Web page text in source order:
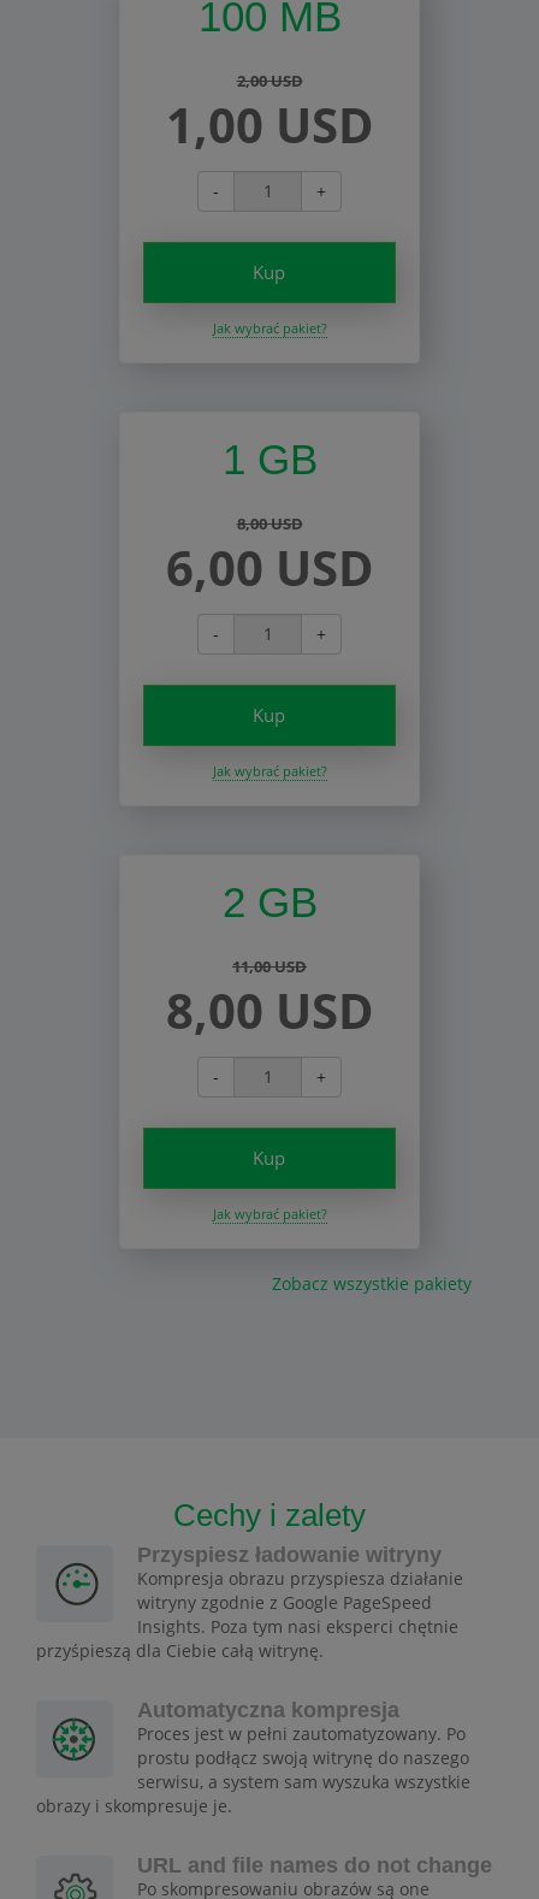
100 MB
2,00 USD
1,00 USD
- +
Kup
Jak wybrać pakiet?
1 GB
8,00 USD
6,00 USD
- +
Kup
Jak wybrać pakiet?
2 GB
11,00 USD
8,00 USD
- +
Kup
Jak wybrać pakiet?
Zobacz wszystkie pakiety
Cechy i zalety
Przyspiesz ładowanie witryny
Kompresja obrazu przyspiesza działanie
witryny zgodnie z Google PageSpeed
Insights. Poza tym nasi eksperci chętnie
przyśpieszą dla Ciebie całą witrynę.
Automatyczna kompresja
Proces jest w pełni zautomatyzowany. Po
prostu podłącz swoją witrynę do naszego
serwisu, a system sam wyszuka wszystkie
obrazy i skompresuje je.
URL and file names do not change
Po skompresowaniu obrazów są one